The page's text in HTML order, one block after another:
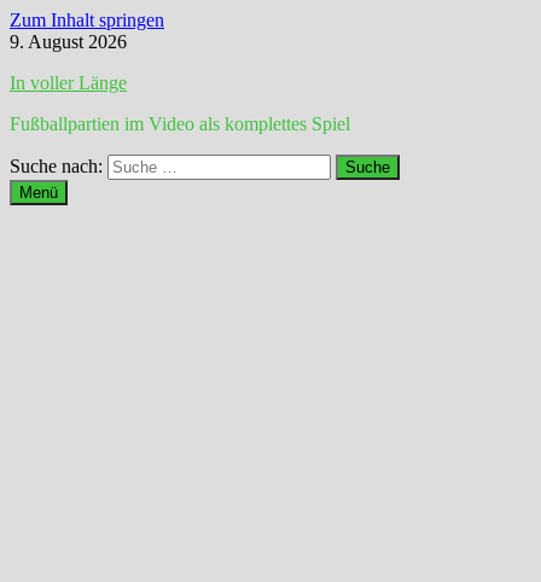
Zum Inhalt springen
9. August 2026
In voller Länge
Fußballpartien im Video als komplettes Spiel
Suche nach:
Menü